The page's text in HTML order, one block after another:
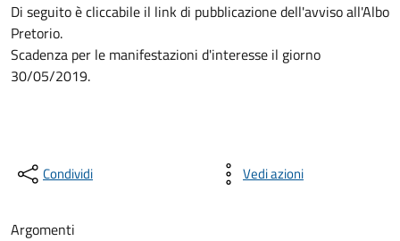
Di seguito è cliccabile il link di pubblicazione dell'avviso all'Albo
Pretorio.
Scadenza per le manifestazioni d'interesse il giorno
30/05/2019.
Condividi Vedi azioni
Argomenti